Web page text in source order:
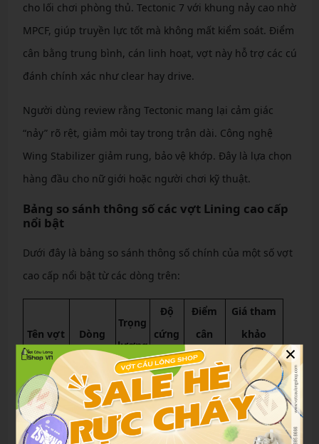
cho lối chơi phòng thủ. Tectonic 7 với khung nảy cao nhờ
MPCF, giúp truyền lực tốt mà không mất kiểm soát. Điểm
cân bằng trung bình, cán linh hoạt, vợt này hỗ trợ các cú
đánh chính xác như clear hay drive.
Người dùng review rằng Tectonic mang lại cảm giác
“nảy” rõ rệt, giảm mỏi tay trong trận dài. Công nghệ
Wing Stabilizer giảm rung, bảo vệ khớp. Đây là lựa chọn
hàng đầu cho nữ giới hoặc người chơi kỹ thuật.
Bảng so sánh thông số các vợt Lining cao cấp
nổi bật
Dưới đây là bảng so sánh thông số chính của một số vợt
cao cấp nổi bật từ các dòng trên:
Tên vợt Dòng
Trọng
lượng
Độ
cứng
cán
Điểm
cân
bằng
Giá tham
khảo
(VND)
Calibar
900
Calibar
4U
(83g)
Cứng 300mm 4.500.000
Axforce
Axforce
4U
Trung
5.200.000
×